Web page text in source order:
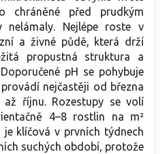
chráněné před prudkým
Nejlépe roste v
a živné půdě, která drží
propustná struktura a
pH se pohybuje
nejčastěji od března
říjnu. Rozestupy se volí
4–8 rostlin na m²
klíčová v prvních týdnech
suchých období, protože